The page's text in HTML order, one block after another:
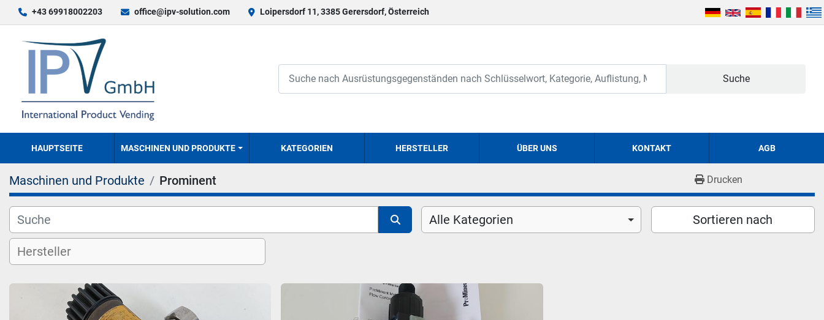
+43 69918002203 office@ipv-solution.com Loipersdorf 11, 3385 Gerersdorf, Österreich
Suche
HAUPTSEITE MASCHINEN UND PRODUKTE KATEGORIEN HERSTELLER ÜBER UNS KONTAKT AGB
Maschinen und Produkte Prominent Drucken
Alle Kategorien Sortieren nach